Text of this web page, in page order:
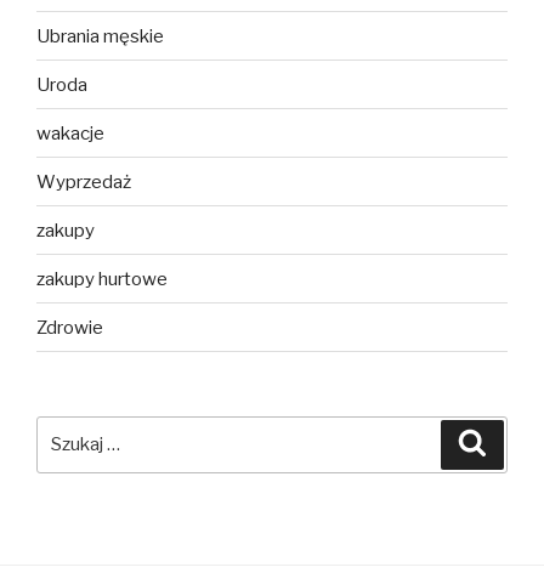
Ubrania męskie
Uroda
wakacje
Wyprzedaż
zakupy
zakupy hurtowe
Zdrowie